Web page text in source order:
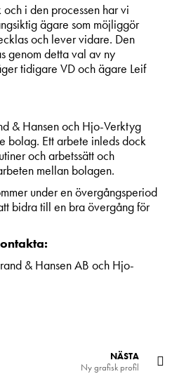
i den processen har vi
ägare som möjliggör
och lever vidare. Den
genom detta val av ny
tidigare VD och ägare Leif
& Hansenoch Hjo-Verktyg
bolag. Ett arbete inleds dock
och arbetssätt och
mellan bolagen.
under en övergångsperiod
bidra till en bra övergång för
& Hansen AB och Hjo-
NÄSTA
Ny grafisk profil